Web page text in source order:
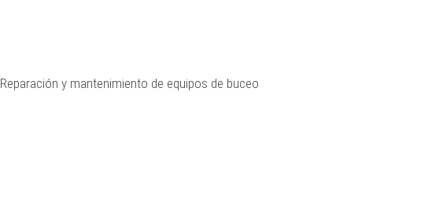
Reparación y mantenimiento de equipos de buceo